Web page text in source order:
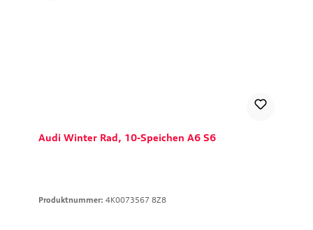
Audi Winter Rad, 10-Speichen A6 S6
Produktnummer: 4K0073567 8Z8